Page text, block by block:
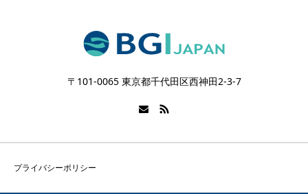
〒101-0065 東京都千代田区西神田2-3-7
プライバシーポリシー